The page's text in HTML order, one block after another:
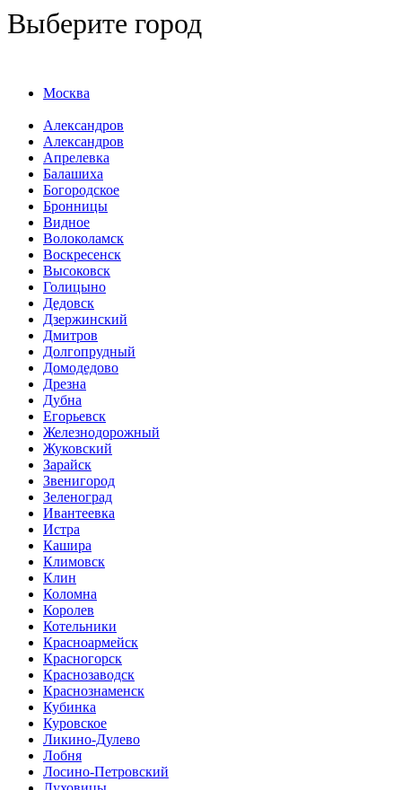
Выберите город
Москва
Александров
Александров
Апрелевка
Балашиха
Богородское
Бронницы
Видное
Волоколамск
Воскресенск
Высоковск
Голицыно
Дедовск
Дзержинский
Дмитров
Долгопрудный
Домодедово
Дрезна
Дубна
Егорьевск
Железнодорожный
Жуковский
Зарайск
Звенигород
Зеленоград
Ивантеевка
Истра
Кашира
Климовск
Клин
Коломна
Королев
Котельники
Красноармейск
Красногорск
Краснозаводск
Краснознаменск
Кубинка
Куровское
Ликино-Дулево
Лобня
Лосино-Петровский